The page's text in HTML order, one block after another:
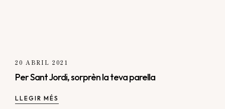
20 ABRIL 2021
Per Sant Jordi, sorprèn la teva parella
LLEGIR MÉS